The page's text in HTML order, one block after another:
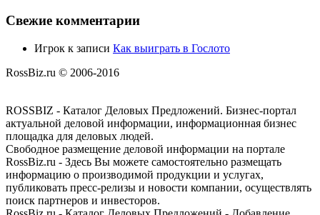
Свежие комментарии
Игрок к записи Как выиграть в Гослото
RossBiz.ru © 2006-2016
ROSSBIZ - Каталог Деловых Предложений. Бизнес-портал
актуальной деловой информации, информационная бизнес
площадка для деловых людей.
Свободное размещение деловой информации на портале
RossBiz.ru - Здесь Вы можете самостоятельно размещать
информацию о производимой продукции и услугах,
публиковать пресс-релизы и новости компании, осуществлять
поиск партнеров и инвесторов.